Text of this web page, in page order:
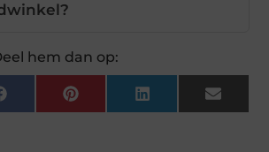
hem dan op:
FacebookPinterestLinkedInEmail